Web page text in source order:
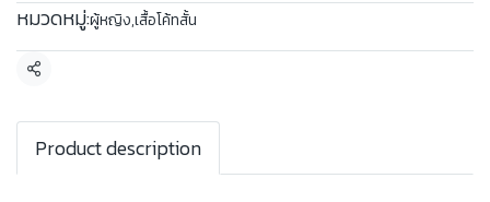
หมวดหมู่:ผู้หญิง,เสื้อโค้ทสั้น
แชร์
Product description